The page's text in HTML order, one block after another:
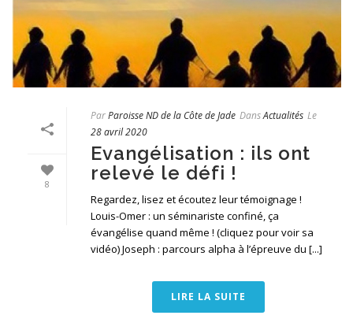
8
ParParoisse ND de la Côte de Jade DansActualités Le
28 avril 2020
Evangélisation : ils ont
relevé le défi !
Regardez, lisez et écoutez leur témoignage !
Louis-Omer : un séminariste confiné, ça
évangélise quand même ! (cliquez pour voir sa
vidéo) Joseph : parcours alpha à l’épreuve du [...]
LIRE LA SUITE